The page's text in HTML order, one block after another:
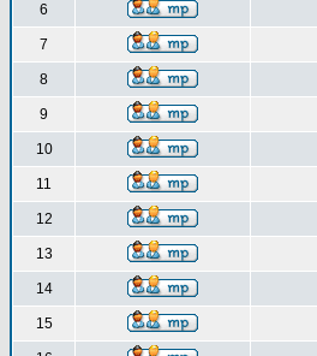
6
7
8
9
10
11
12
13
14
15